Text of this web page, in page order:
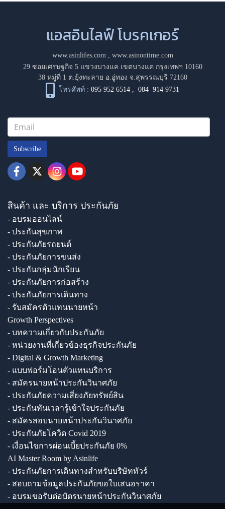
แอสอินไลฟ์ โบรคเกอร์
www.asinlifes.com, www.asinontime.com
29 ซอยเศรษฐกิจ 5 แขวงบางแค เขตบางแค กรุงเทพฯ 10160
38 หมู่ที่ 1 ต.ยุ้งทะลาย อ.อู่ทอง จ.สุพรรณบุรี 72160
โทรศัพท์ : 095 952 6514 ,084 914 9731
Subscribe
สินค้า และ บริการ ประกันภัย
- อบรมออนไลน์
- ประกันสุขภาพ
- ประกันภัยรถยนต์
- ประกันภัยการขนส่ง
- ประกันกลุ่มนักเรียน
- ประกันภัยการก่อสร้าง
- ประกันภัยการเดินทาง
- รับสมัครตัวแทนนายหน้า
Growth Perspectives
- บทความเกี่ยวกับประกันภัย
- หน่วยงานที่เกี่ยวข้องธุรกิจประกันภัย
- Digital & Growth Marketing
- แบบฟอร์มโอนตัวแทนบริการ
- สมัครนายหน้าประกันวินาศภัย
- ประกันภัยความเสี่ยงภัยทรัพย์สิน
- ประกันทันเวลารู้เข้าใจประกันภัย
- สมัครสอบนายหน้าประกันวินาศภัย
- ประกันภัยโควิด Covid 2019
- เงื่อนไขการผ่อนเบี้ยประกันภัย 0%
AI Master Room by Asinlife
- ประกันภัยการเดินทางสำหรับบริษัททัวร์
- สอบถามข้อมูลประกันภัยขอใบเสนอราคา
- อบรมขอรับต่อบัตรนายหน้าประกันวินาศภัย